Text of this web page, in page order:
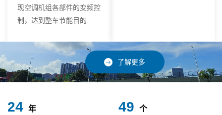
现空调机组各部件的变频控
制，达到整车节能目的
了解更多
24 年 49 个